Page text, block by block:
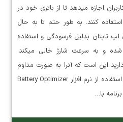
اجازه میدهد تا از باتری خود در
کنند. به طور حتم تا به حال
لپ تاپتان بدلیل فرسودگی و استفاده
و به سرعت شارژ خالی میکند.
این است که آنرا به صورت مداوم
به شارژر متصل کنید، اما با استفاده از نرم افزار Battery Optimizer
با…